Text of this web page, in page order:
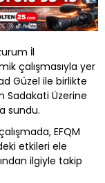
İl
çalışmasıyla yer
Güzel ile birlikte
Sadakati Üzerine
sundu.
EFQM
etkileri ele
ilgiyle takip